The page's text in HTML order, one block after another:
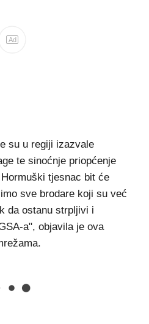
Ad
su u regiji izazvale
te sinoćnje priopćenje
tjesnac bit će
sve brodare koji su već
da ostanu strpljivi i
a", objavila je ova